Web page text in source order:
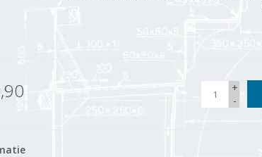
+
-